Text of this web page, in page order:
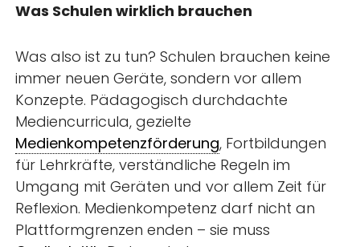
Was Schulen wirklich brauchen
Was also ist zu tun? Schulen brauchen keine
immer neuen Geräte, sondern vor allem
Konzepte. Pädagogisch durchdachte
Mediencurricula, gezielte
Medienkompetenzförderung, Fortbildungen
für Lehrkräfte, verständliche Regeln im
Umgang mit Geräten und vor allem Zeit für
Reflexion. Medienkompetenz darf nicht an
Plattformgrenzen enden – sie muss